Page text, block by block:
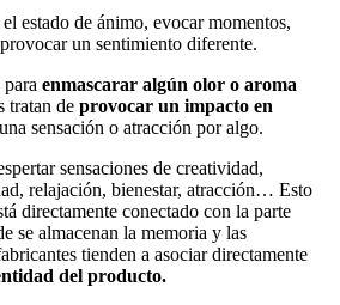
estado de ánimo, evocar momentos,
un sentimiento diferente.
enmascarar algún olor o aroma
tratan de provocar un impacto en
sensación o atracción por algo.
sensaciones de creatividad,
relajación, bienestar, atracción… Esto
directamente conectado con la parte
se almacenan la memoria y las
tienden a asociar directamente
del producto.